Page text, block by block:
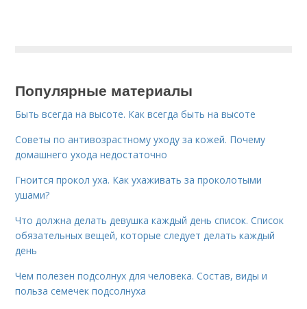
Популярные материалы
Быть всегда на высоте. Как всегда быть на высоте
Советы по антивозрастному уходу за кожей. Почему
домашнего ухода недостаточно
Гноится прокол уха. Как ухаживать за проколотыми
ушами?
Что должна делать девушка каждый день список. Список
обязательных вещей, которые следует делать каждый
день
Чем полезен подсолнух для человека. Состав, виды и
польза семечек подсолнуха